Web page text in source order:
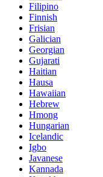
Filipino
Finnish
Frisian
Galician
Georgian
Gujarati
Haitian
Hausa
Hawaiian
Hebrew
Hmong
Hungarian
Icelandic
Igbo
Javanese
Kannada